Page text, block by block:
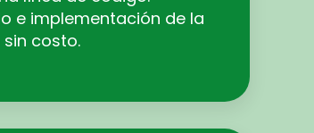
e implementación de la
costo.